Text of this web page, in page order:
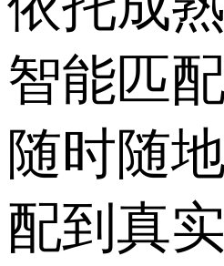
智能匹
随时随
配到真